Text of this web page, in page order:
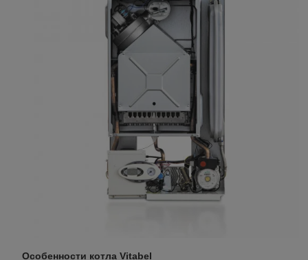
Особенности котла Vitabel